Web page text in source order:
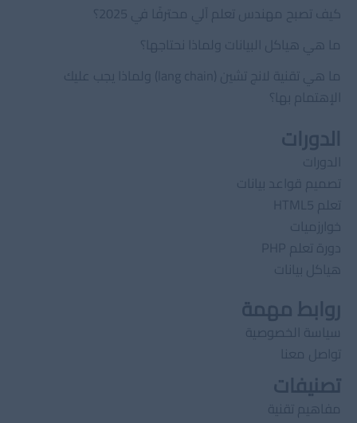
كيف تصبح مهندس تعلم آلي محترفًا في 2025؟
ما هي هياكل البيانات ولماذا نحتاجها؟
ما هي تقنية لانج تشين (lang chain) ولماذا يجب عليك
الإهتمام بها؟
الدورات
الدورات
تصميم قواعد بيانات
تعلم HTML5
خوارزميات
دورة تعلم PHP
هياكل بيانات
روابط مهمة
سياسة الخصوصية
تواصل معنا
تصنيفات
مفاهيم تقنية